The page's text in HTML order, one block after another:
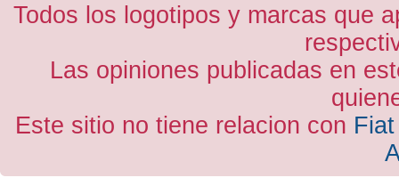
Todos los logotipos y marcas que
Las opiniones publicadas en
Este sitio no tiene relacion con